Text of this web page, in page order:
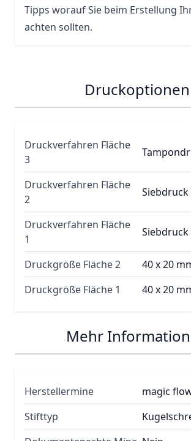
Tipps worauf Sie beim Erstellung
achten sollten.
Druckoptionen
Druckverfahren Fläche
3
Druckverfahren Fläche
2
Siebdruck
Druckverfahren Fläche
1
Siebdruck
Druckgröße Fläche 2
40 x 20
Druckgröße Fläche 1
40 x 20
Mehr
Herstellermine
magic
Stifttyp